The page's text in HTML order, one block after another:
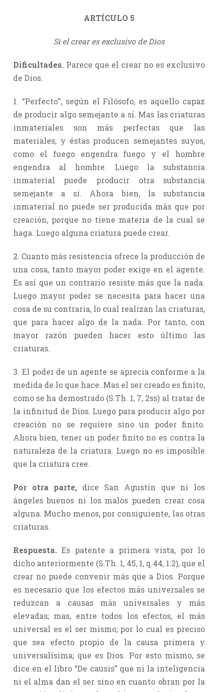
ARTÍCULO 5
Si el crear es exclusivo de Dios
Dificultades.Parece que el crear no es exclusivo
de Dios.
1. “Perfecto”, según el Filósofo, es aquello capaz
de producir algo semejante a sí. Mas las criaturas
inmateriales son más perfectas que las
materiales, y éstas producen semejantes suyos,
como el fuego engendra fuego y el hombre
engendra al hombre. Luego la substancia
inmaterial puede producir otra substancia
semejante a sí. Ahora bien, la substancia
inmaterial no puede ser producida más que por
creación, porque no tiene materia de la cual se
haga. Luego alguna criatura puede crear.
2. Cuanto más resistencia ofrece la producción de
una cosa, tanto mayor poder exige en el agente.
Es así que un contrario resiste más que la nada.
Luego mayor poder se necesita para hacer una
cosa de su contraria, lo cual realizan las criaturas,
que para hacer algo de la nada. Por tanto, con
mayor razón pueden hacer esto último las
criaturas.
3. El poder de un agente se aprecia conforme a la
medida de lo que hace. Mas el ser creado es finito,
como se ha demostrado (S.Th. 1, 7, 2ss) al tratar de
la infinitud de Dios. Luego para producir algo por
creación no se requiere sino un poder finito.
Ahora bien, tener un poder finito no es contra la
naturaleza de la criatura. Luego no es imposible
que la criatura cree.
Por otra parte, dice San Agustín que ni los
ángeles buenos ni los malos pueden crear cosa
alguna. Mucho menos, por consiguiente, las otras
criaturas.
Respuesta.Es patente a primera vista, por lo
dicho anteriormente (S.Th. 1, 45, 1, q.44, 1.2), que el
crear no puede convenir más que a Dios. Porque
es necesario que los efectos más universales se
reduzcan a causas más universales y más
elevadas; mas, entre todos los efectos, el más
universal es el ser mismo; por lo cual es preciso
que sea efecto propio de la causa primera y
universalísima; que es Dios. Por esto mismo, se
dice en el libro “De causis” que ni la inteligencia
ni el alma dan el ser sino en cuanto obran por la